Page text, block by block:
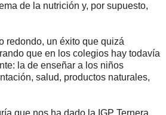
de la nutrición y, por supuesto,
redondo, un éxito que quizá
que en los colegios hay todavía
la de enseñar a los niños
salud, productos naturales,